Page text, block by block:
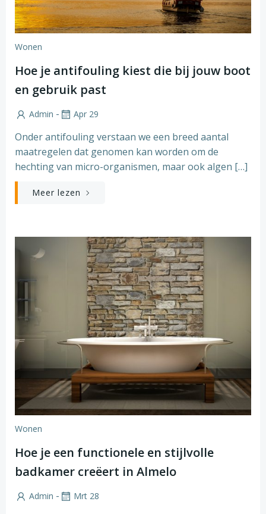
Wonen
Hoe je antifouling kiest die bij jouw boot
en gebruik past
Admin - Apr 29
Onder antifouling verstaan we een breed aantal
maatregelen dat genomen kan worden om de
hechting van micro-organismen, maar ook algen […]
Meer lezen
Wonen
Hoe je een functionele en stijlvolle
badkamer creëert in Almelo
Admin - Mrt 28